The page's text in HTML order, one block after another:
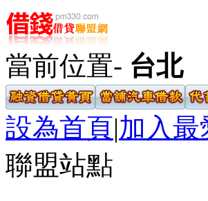
當前位置- 台北
設為首頁|加入最
聯盟站點